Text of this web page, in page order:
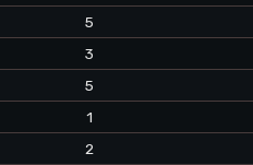
5
3
5
1
2